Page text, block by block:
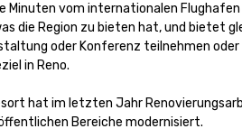
Minuten vom internationalen
die Region zu bieten hat, und bietet
oder Konferenz teilnehmen
in Reno.
hat im letzten Jahr
Bereiche modernisiert.